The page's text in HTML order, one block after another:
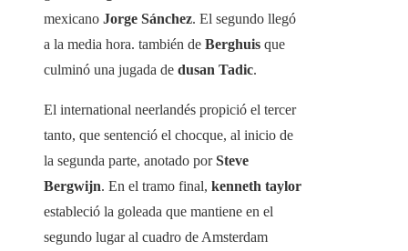
mexicano Jorge Sánchez. El segundo llegó
a la media hora. también de Berghuis que
culminó una jugada de dusan Tadic.
El international neerlandés propició el tercer
tanto, que sentenció el chocque, al inicio de
la segunda parte, anotado porSteve
Bergwijn. En el tramo final, kenneth taylor
estableció la goleada que mantiene en el
segundo lugar al cuadro de Amsterdam